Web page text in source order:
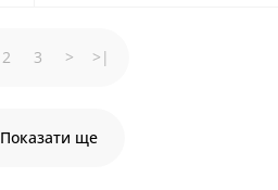
Показати ще
2 3 > >|